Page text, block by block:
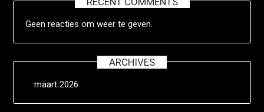
Geen reacties om weer te geven.
ARCHIVES
maart 2026